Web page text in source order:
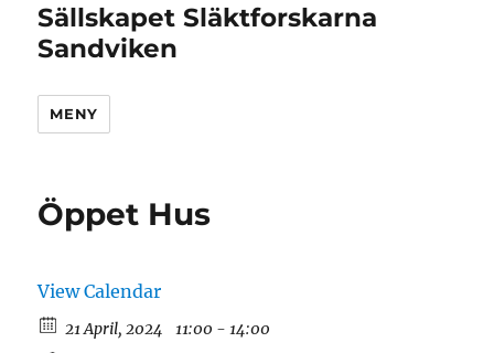
Sällskapet Släktforskarna
Sandviken
MENY
Öppet Hus
View Calendar
21 April, 2024
11:00 - 14:00